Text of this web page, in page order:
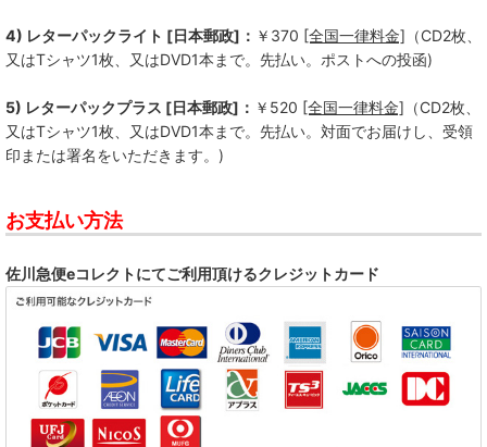
BACKSKiD
BUMBASTICKS
DASHING STRAIGHT
DDT
DIVE
FC FiVE
4) レターパックライト [日本郵政]： ￥370 [全国一律料金] （CD2枚、
又はTシャツ1枚、又はDVD1本まで。先払い。ポストへの投函)
5) レターパックプラス [日本郵政]： ￥520 [全国一律料金] （CD2枚、
又はTシャツ1枚、又はDVD1本まで。先払い。対面でお届けし、受領
印または署名をいただきます。)
お支払い方法
佐川急便eコレクトにてご利用頂けるクレジットカード